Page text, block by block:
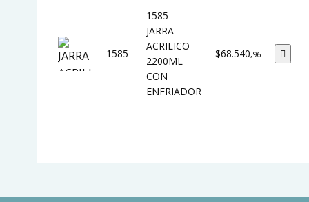
1585
1585 -
JARRA
ACRILICO
2200ML
CON
ENFRIADOR
$68.540,96